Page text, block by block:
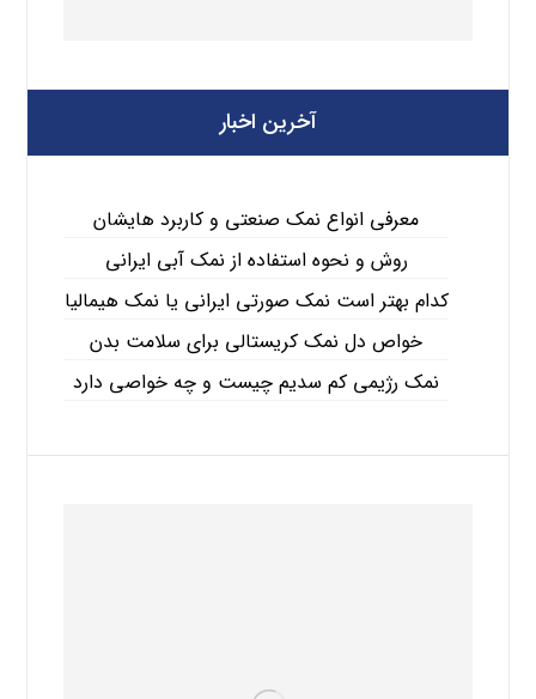
آخرین اخبار
معرفی انواع نمک صنعتی و کاربرد هایشان
روش و نحوه استفاده از نمک آبی ایرانی
کدام بهتر است نمک صورتی ایرانی یا نمک هیمالیا
خواص دل نمک کریستالی برای سلامت بدن
نمک رژیمی کم سدیم چیست و چه خواصی دارد